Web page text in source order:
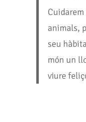
animals,
seu
món un
viure